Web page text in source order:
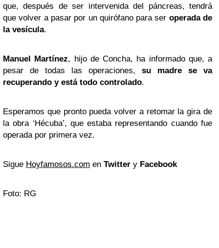
que, después de ser intervenida del páncreas, tendrá
que volver a pasar por un quirófano para ser operada de
la vesícula.
Manuel Martínez, hijo de Concha, ha informado que, a
pesar de todas las operaciones, su madre se va
recuperando y está todo controlado.
Esperamos que pronto pueda volver a retomar la gira de
la obra ‘Hécuba’, que estaba representando cuando fue
operada por primera vez.
Sigue Hoyfamosos.com en Twitter y Facebook
Foto: RG